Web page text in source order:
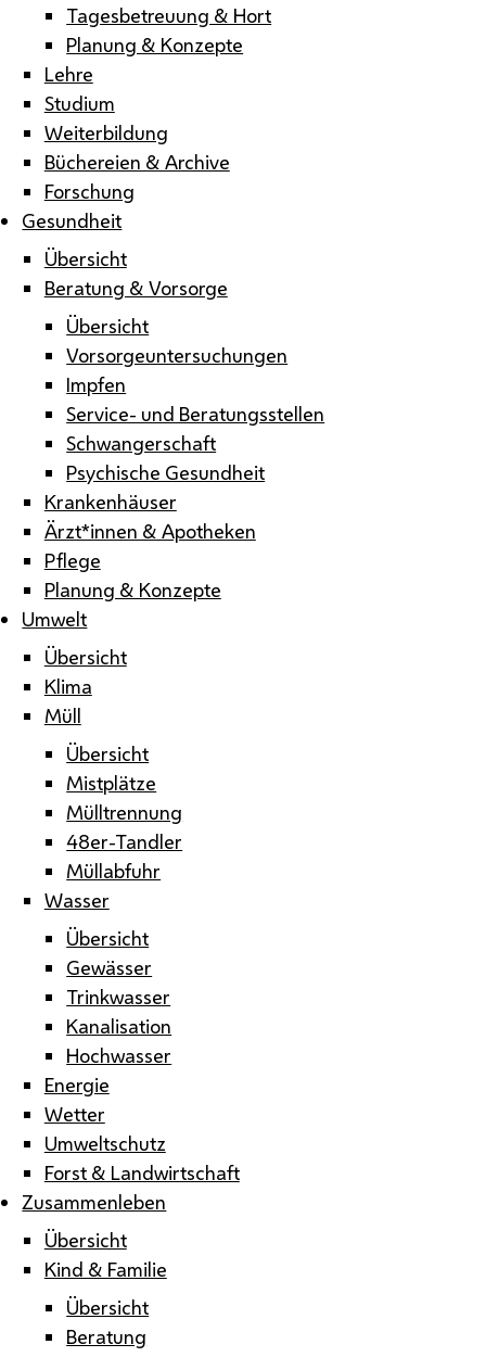
Tagesbetreuung & Hort
Planung & Konzepte
Lehre
Studium
Weiterbildung
Büchereien & Archive
Forschung
Gesundheit
Übersicht
Beratung & Vorsorge
Übersicht
Vorsorgeuntersuchungen
Impfen
Service- und Beratungsstellen
Schwangerschaft
Psychische Gesundheit
Krankenhäuser
Ärzt*innen & Apotheken
Pflege
Planung & Konzepte
Umwelt
Übersicht
Klima
Müll
Übersicht
Mistplätze
Mülltrennung
48er-Tandler
Müllabfuhr
Wasser
Übersicht
Gewässer
Trinkwasser
Kanalisation
Hochwasser
Energie
Wetter
Umweltschutz
Forst & Landwirtschaft
Zusammenleben
Übersicht
Kind & Familie
Übersicht
Beratung